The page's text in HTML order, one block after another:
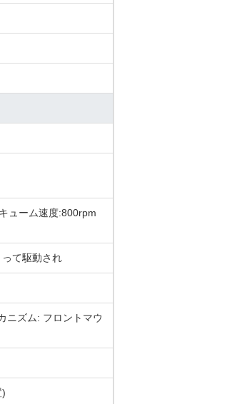
ューム速度:800rpm
て駆動され
ニズム: フロントマウ
)